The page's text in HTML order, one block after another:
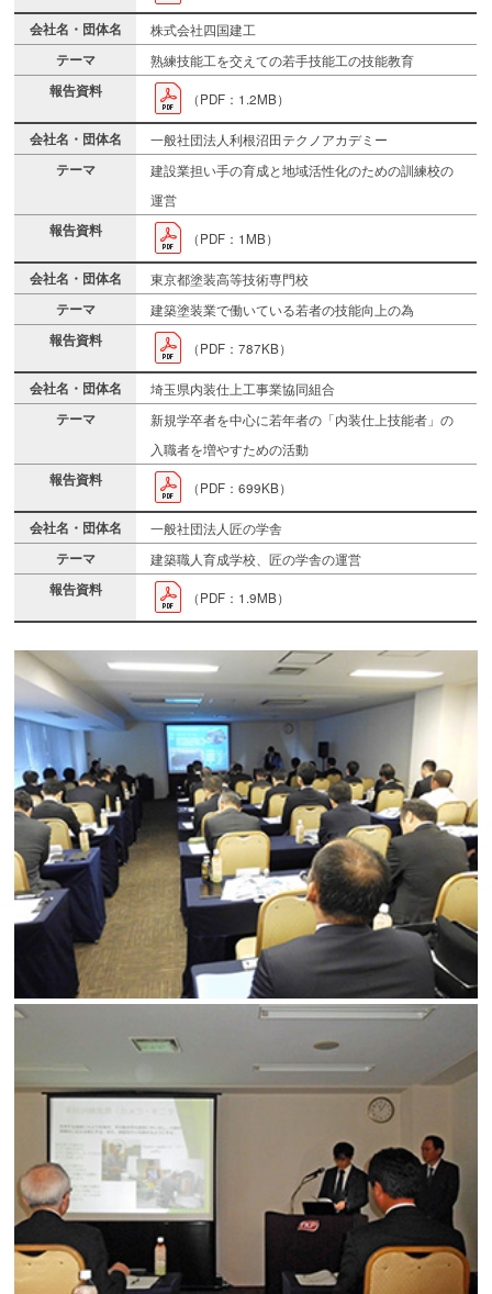
株式会社四国建工
熟練技能工を交えての若手技能工の技能教育
（PDF：1.2MB）
一般社団法人利根沼田テクノアカデミー
建設業担い手の育成と地域活性化のための訓練校の
運営
（PDF：1MB）
東京都塗装高等技術専門校
建築塗装業で働いている若者の技能向上の為
（PDF：787KB）
埼玉県内装仕上工事業協同組合
新規学卒者を中心に若年者の「内装仕上技能者」の
入職者を増やすための活動
（PDF：699KB）
一般社団法人匠の学舎
建築職人育成学校、匠の学舎の運営
（PDF：1.9MB）